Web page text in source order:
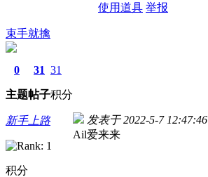
使用道具 举报
束手就擒
0
主题
31
帖子
31
积分
新手上路
积分
发表于 2022-5-7 12:47:46
Ail爱来来